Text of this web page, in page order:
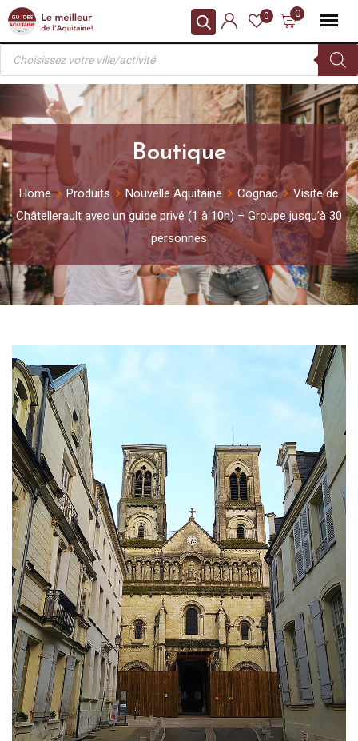
Skip
content
0
0
Recherche
produits
Boutique
Home Produits Nouvelle Aquitaine Cognac
Visite de
Châtellerault avec un guide privé (1 à 10h) – Groupe jusqu’à 30
personnes